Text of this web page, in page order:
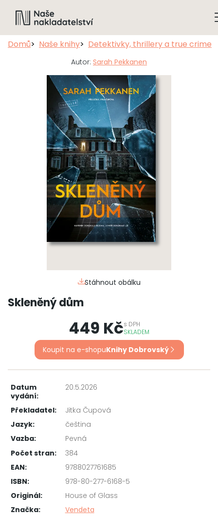
Domů Naše knihy Detektivky, thrillery a true crime
Autor: Sarah Pekkanen
Stáhnout obálku
Skleněný dům
449 Kčs DPH
SKLADEM
Koupit na e-shopuKnihy Dobrovský
Datum
vydání:
20.5.2026
Překladatel:
Jitka Čupová
Jazyk:
čeština
Vazba:
Pevná
Počet stran:
384
EAN:
9788027761685
ISBN:
978-80-277-6168-5
Originál:
House of Glass
Značka:
Vendeta